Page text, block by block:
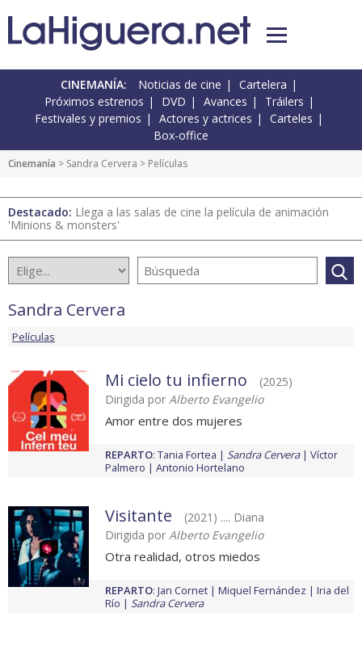
CINEMANÍA: Noticias de cine
Cartelera
Próximos estrenos
DVD Avances
Tráilers
Festivales y premios
Actores y actrices
Carteles
Box-office
Cinemanía > Sandra Cervera > Películas
Destacado: Llega a las salas de cine la película de animación
'Minions & monsters'
Sandra Cervera
Películas
Mi cielo tu infierno
(2025)
Dirigida por Alberto Evangelio
Amor entre dos mujeres
REPARTO: Tania Fortea Sandra Cervera
Víctor
Palmero
Antonio Hortelano
Visitante
(2021) .... Diana
Dirigida por Alberto Evangelio
Otra realidad, otros miedos
REPARTO: Jan Cornet Miquel Fernández
Iria del
Río
Sandra Cervera